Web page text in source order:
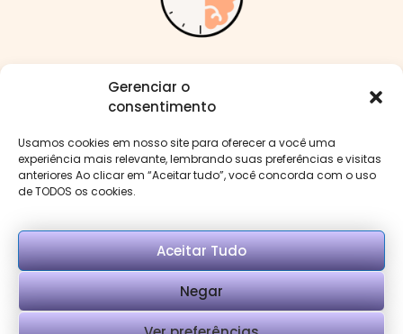
Gerenciar o
consentimento
Usamos cookies em nosso site para oferecer a você uma
experiência mais relevante, lembrando suas preferências e visitas
anteriores Ao clicar em “Aceitar tudo”, você concorda com o uso
de TODOS os cookies.
Aceitar Tudo
Negar
Me siga nas redes:
Menu
Copyright © Psi Mirella Benevenuto. Desenvolvido